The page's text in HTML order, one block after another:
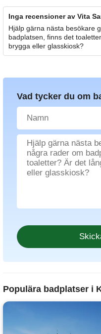
Inga recensioner av Vita
Hjälp gärna nästa besökare
badplatsen, finns det
brygga eller glasskiosk?
Vad tycker du om
Populära badplatser i